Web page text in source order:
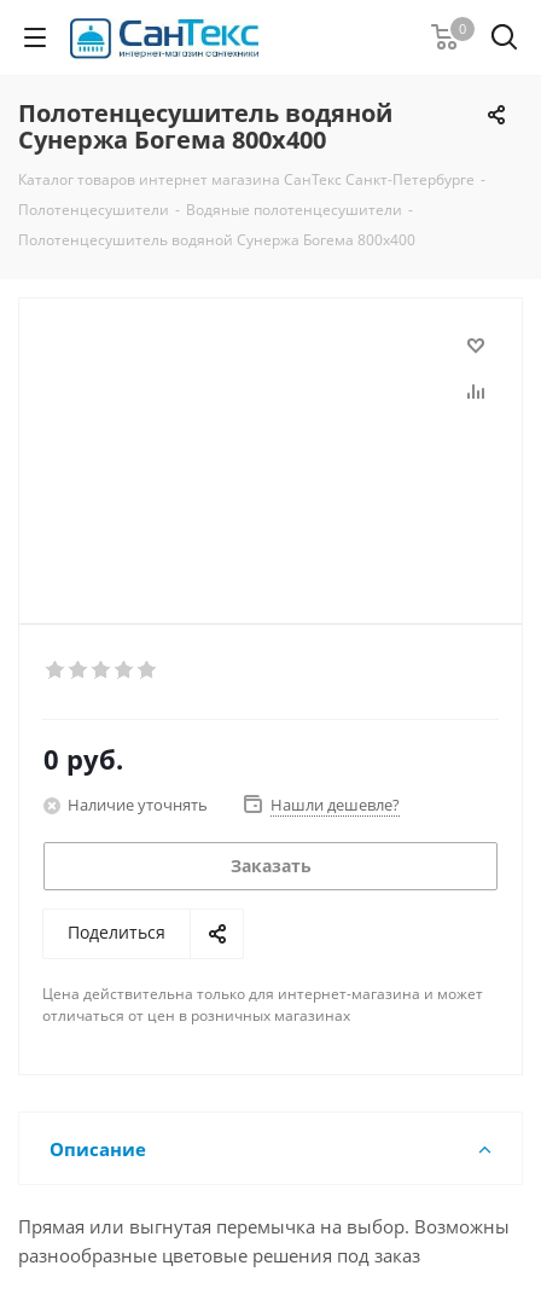
0
Полотенцесушитель водяной
Сунержа Богема 800х400
Каталог товаров интернет магазина СанТекс Санкт-Петербурге -
Полотенцесушители - Водяные полотенцесушители -
Полотенцесушитель водяной Сунержа Богема 800х400
0 руб.
Наличие уточнять Нашли дешевле?
Заказать
Поделиться
Цена действительна только для интернет-магазина и может
отличаться от цен в розничных магазинах
Описание
Прямая или выгнутая перемычка на выбор. Возможны
разнообразные цветовые решения под заказ